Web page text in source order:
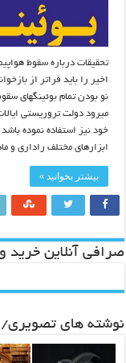
اخیر را باید فراتر از
نو بودن تمام بوئینگهای
میرود دولت تروریستی
خود نیز استفاده نموده
ابزارهای مختلف راداری و
بیشتر بخوانید »
صرافی آنلاین خرید
نوشته های تصویری/